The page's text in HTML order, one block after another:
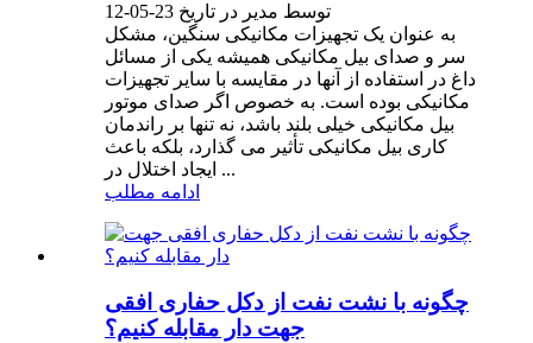
توسط مدیر در تاریخ 23-05-12
به عنوان یک تجهیزات مکانیکی سنگین، مشکل
سر و صدای بیل مکانیکی همیشه یکی از مسائل
داغ در استفاده از آنها در مقایسه با سایر تجهیزات
مکانیکی بوده است. به خصوص اگر صدای موتور
بیل مکانیکی خیلی بلند باشد، نه تنها بر راندمان
کاری بیل مکانیکی تأثیر می گذارد، بلکه باعث
ایجاد اختلال در ...
ادامه مطلب
چگونه با نشت نفت از دکل حفاری افقی
جهت دار مقابله کنیم؟